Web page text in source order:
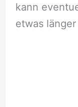
kann
etwas